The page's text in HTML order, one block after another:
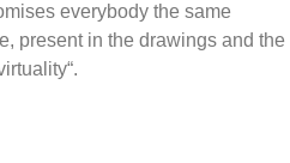
everybody the same
present in the drawings and the